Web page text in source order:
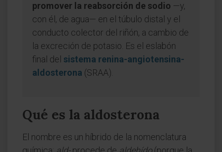
promover la reabsorción de sodio —y,
con él, de agua— en el túbulo distal y el
conducto colector del riñón, a cambio de
la excreción de potasio. Es el eslabón
final del sistema renina-angiotensina-
aldosterona (SRAA).
Qué es la aldosterona
El nombre es un híbrido de la nomenclatura